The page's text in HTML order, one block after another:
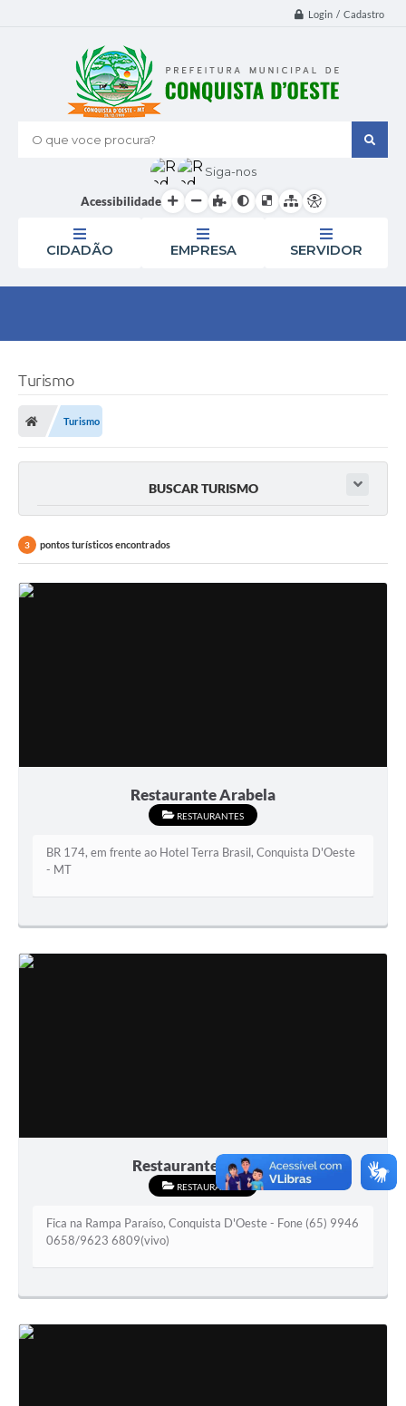
Login / Cadastro
O que voce procura?
Siga-nos
Acessibilidade
CIDADÃO EMPRESA SERVIDOR
Turismo
Turismo
BUSCAR TURISMO
3 pontos turísticos encontrados
Restaurante Arabela
RESTAURANTES
BR 174, em frente ao Hotel Terra Brasil, Conquista D'Oeste
- MT
Restaurante Paraiso
RESTAURANTES
Fica na Rampa Paraíso, Conquista D'Oeste - Fone (65) 9946
0658/9623 6809(vivo)